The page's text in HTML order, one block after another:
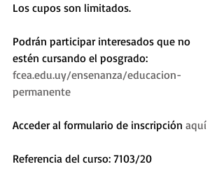
Los cupos son limitados.
Podrán participar interesados que no
estén cursando el posgrado:
fcea.edu.uy/ensenanza/educacion-
permanente
Acceder al formulario de inscripción aquí
Referencia del curso: 7103/20